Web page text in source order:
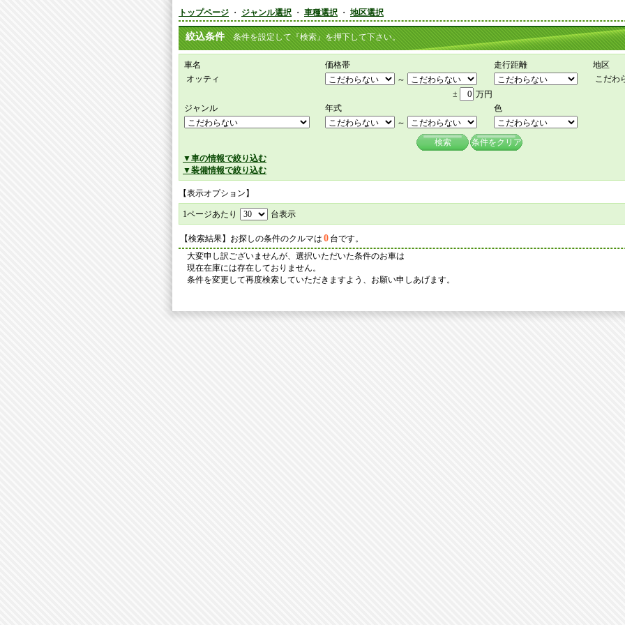
トップページ ・ ジャンル選択 ・ 車種選択 ・ 地区選択
絞込条件 条件を設定して『検索』を押下して下さい。
車名 価格帯 走行距離
地区
オッティ
～
こだわ
±
万円
ジャンル
年式
色
～
検索
条件をクリア
▼車の情報で絞り込む
▼装備情報で絞り込む
【表示オプション】
1ページあたり 台表示
【検索結果】お探しの条件のクルマは 0 台です。
大変申し訳ございませんが、選択いただいた条件のお車は
現在在庫には存在しておりません。
条件を変更して再度検索していただきますよう、お願い申しあげます。